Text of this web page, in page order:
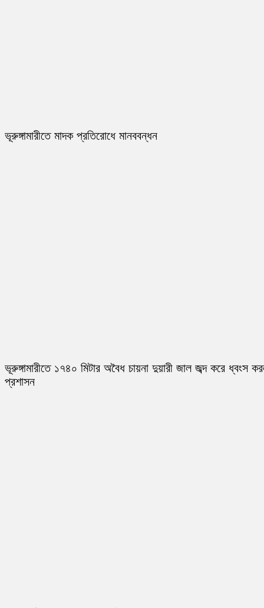
ভূরুঙ্গামারীতে মাদক প্রতিরোধে মানববন্ধন
ভূরুঙ্গামারীতে ১৭৪০ মিটার অবৈধ চায়না দুয়ারী জাল জব্দ করে ধ্বংস
প্রশাসন